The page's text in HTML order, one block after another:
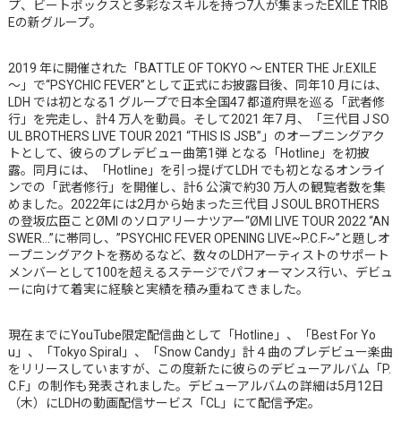
プ、ビートボックスと多彩なスキルを持つ7人が集まったEXILE TRIB
Eの新グループ。
2019 年に開催された「BATTLE OF TOKYO ～ ENTER THE Jr.EXILE
～」で“PSYCHIC FEVER”として正式にお披露目後、同年10 月には、
LDH では初となる1 グループで日本全国47 都道府県を巡る「武者修
行」を完走し、計4 万人を動員。そして2021 年7 月、「三代目 J SO
UL BROTHERS LIVE TOUR 2021 “THIS IS JSB”」のオープニングアク
トとして、彼らのプレデビュー曲第1弾 となる「Hotline」を初披
露。同月には、「Hotline」を引っ提げてLDH でも初となるオンライ
ンでの「武者修行」を開催し、計6 公演で約30 万人の観覧者数を集
めました。2022年には2月から始まった三代目 J SOUL BROTHERS
の登坂広臣ことØMI のソロアリーナツアー“ØMI LIVE TOUR 2022 “AN
SWER…”に帯同し、”PSYCHIC FEVER OPENING LIVE~P.C.F~”と題しオ
ープニングアクトを務めるなど、数々のLDHアーティストのサポート
メンバーとして100を超えるステージでパフォーマンス行い、デビュ
ーに向けて着実に経験と実績を積み重ねてきました。
現在までにYouTube限定配信曲として「Hotline」、「Best For Yo
u」、「Tokyo Spiral」、「Snow Candy」計４曲のプレデビュー楽曲
をリリースしていますが、この度新たに彼らのデビューアルバム「P.
C.F」の制作も発表されました。デビューアルバムの詳細は5月12日
（木）にLDHの動画配信サービス「CL」にて配信予定。